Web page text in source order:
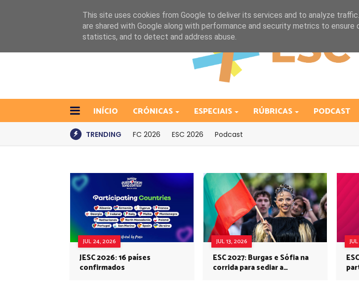
INÍCIO CRÓNICAS ESPECIAIS RÚBRICAS PODCAST
TRENDING FC 2026 ESC 2026 Podcast
JUL 24, 2026
JESC 2026: 16 países
confirmados
JUL 13, 2026
ESC 2027: Burgas e Sófia na
corrida para sediar a
This site uses cookies from Google to deliver its services and to analyze
are shared with Google along with performance and security metrics to ensure
statistics, and to detect and address abuse.